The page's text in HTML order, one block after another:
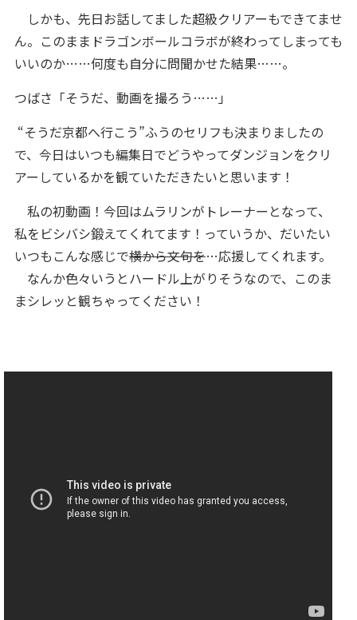
しかも、先日お話してました超級クリアーもできてませ
ん。このままドラゴンボールコラボが終わってしまっても
いいのか……何度も自分に問聞かせた結果……。
つばさ「そうだ、動画を撮ろう……」
“そうだ京都へ行こう”ふうのセリフも決まりましたの
で、今日はいつも編集日でどうやってダンジョンをクリ
アーしているかを観ていただきたいと思います！
私の初動画！今回はムラリンがトレーナーとなって、
私をビシバシ鍛えてくれてます！っていうか、だいたい
いつもこんな感じで横から文句を…応援してくれます。
なんか色々いうとハードル上がりそうなので、このま
まシレッと観ちゃってください！